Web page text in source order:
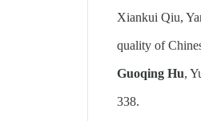
Xiankui Qiu,
quality of
Guoqing Hu,
338.